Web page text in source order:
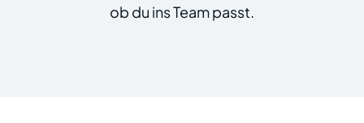
ob du ins Team passt.